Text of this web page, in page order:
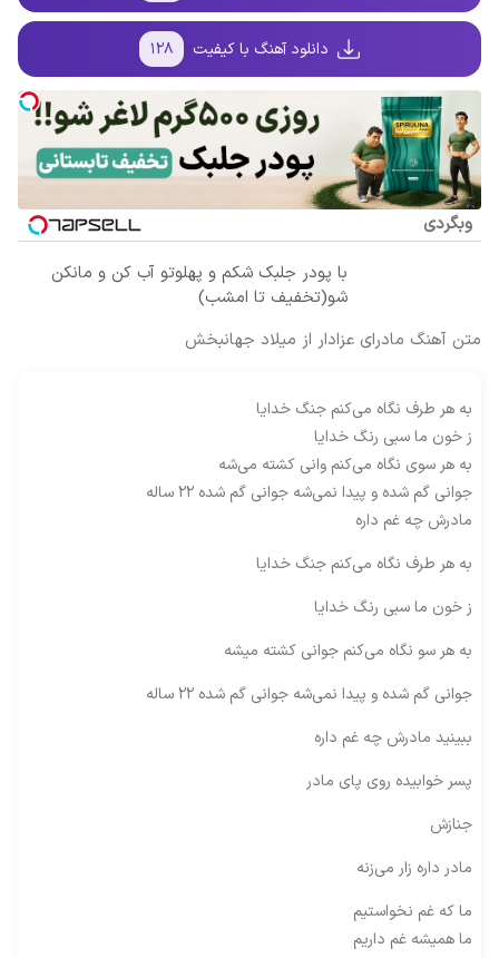
دانلود آهنگ با کیفیت ۱۲۸
وبگردی
با پودر جلبک شکم و پهلوتو آب کن و مانکن
شو(تخفیف تا امشب)
متن آهنگ مادرای عزادار از میلاد جهانبخش
به هر طرف نگاه می‌کنم جنگ خدایا
ز خون ما سبی رنگ خدایا
به هر سوی نگاه می‌کنم وانی کشته می‌شه
جوانی گم شده و پیدا نمی‌شه جوانی گم شده ۲۲ ساله
مادرش چه غم داره
به هر طرف نگاه می‌کنم جنگ خدایا
ز خون ما سبی رنگ خدایا
به هر سو نگاه می‌کنم جوانی کشته میشه
جوانی گم شده و پیدا نمی‌شه جوانی گم شده ۲۲ ساله
ببینید مادرش چه غم داره
پسر خوابیده روی پای مادر
جنازش
مادر داره زار می‌زنه
ما که غم نخواستیم
ما همیشه غم داریم